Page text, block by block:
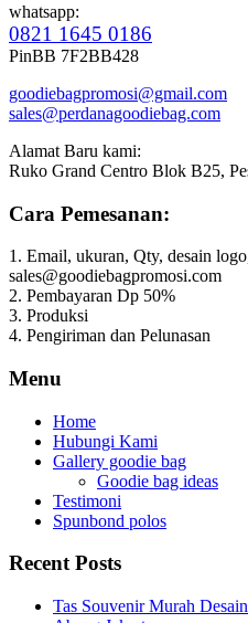
whatsapp:
0821 1645 0186
PinBB 7F2BB428
goodiebagpromosi@gmail.com
sales@perdanagoodiebag.com
Alamat Baru kami:
Ruko Grand Centro Blok B25,
Cara Pemesanan:
1. Email, ukuran, Qty, desain
sales@goodiebagpromosi.com
2. Pembayaran Dp 50%
3. Produksi
4. Pengiriman dan Pelunasan
Menu
Home
Hubungi Kami
Gallery goodie bag
Goodie bag ideas
Testimoni
Spunbond polos
Recent Posts
Tas Souvenir Murah